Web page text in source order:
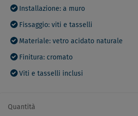
Installazione: a muro
Fissaggio: viti e tasselli
Materiale: vetro acidato naturale
Finitura: cromato
Viti e tasselli inclusi
Quantità